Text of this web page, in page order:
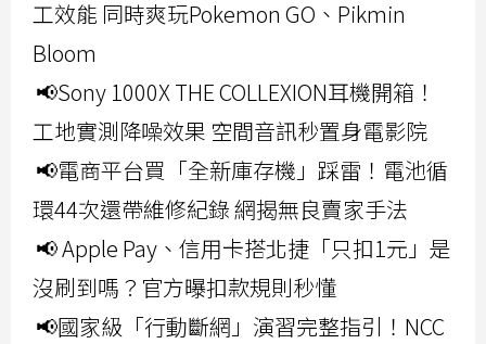
工效能 同時爽玩Pokemon GO、Pikmin
Bloom
📢Sony 1000X THE COLLEXION耳機開箱！
工地實測降噪效果 空間音訊秒置身電影院
📢電商平台買「全新庫存機」踩雷！電池循
環44次還帶維修紀錄 網揭無良賣家手法
📢 Apple Pay、信用卡搭北捷「只扣1元」是
沒刷到嗎？官方曝扣款規則秒懂
📢國家級「行動斷網」演習完整指引！NCC